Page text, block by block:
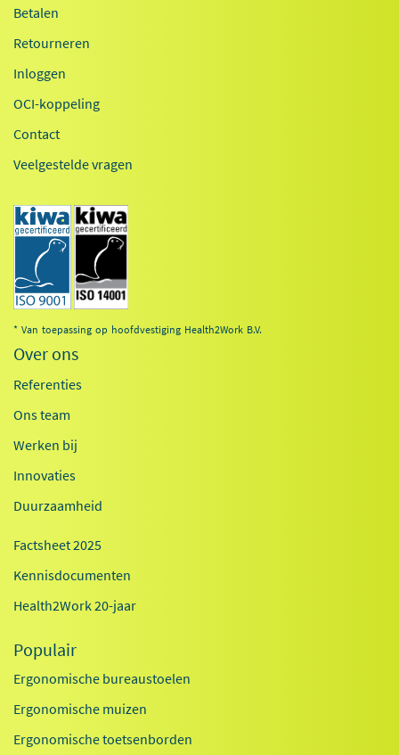
Betalen
Retourneren
Inloggen
OCI-koppeling
Contact
Veelgestelde vragen
* Van toepassing op hoofdvestiging Health2Work B.V.
Over ons
Referenties
Ons team
Werken bij
Innovaties
Duurzaamheid
Factsheet 2025
Kennisdocumenten
Health2Work 20-jaar
Populair
Ergonomische bureaustoelen
Ergonomische muizen
Ergonomische toetsenborden